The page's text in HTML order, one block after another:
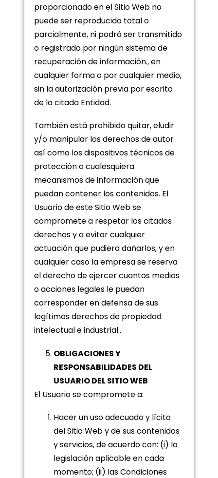
proporcionado en el Sitio Web no
puede ser reproducido total o
parcialmente, ni podrá ser transmitido
o registrado por ningún sistema de
recuperación de información., en
cualquier forma o por cualquier medio,
sin la autorización previa por escrito
de la citada Entidad.
También está prohibido quitar, eludir
y/o manipular los derechos de autor
así como los dispositivos técnicos de
protección o cualesquiera
mecanismos de información que
puedan contener los contenidos. El
Usuario de este Sitio Web se
compromete a respetar los citados
derechos y a evitar cualquier
actuación que pudiera dañarlos, y en
cualquier caso la empresa se reserva
el derecho de ejercer cuantos medios
o acciones legales le puedan
corresponder en defensa de sus
legítimos derechos de propiedad
intelectual e industrial..
OBLIGACIONES Y
RESPONSABILIDADES DEL
USUARIO DEL SITIO WEB
El Usuario se compromete a:
Hacer un uso adecuado y lícito
del Sitio Web y de sus contenidos
y servicios, de acuerdo con: (i) la
legislación aplicable en cada
momento; (ii) las Condiciones